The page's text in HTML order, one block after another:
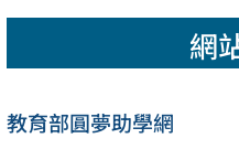
網
教育部圓夢助學網